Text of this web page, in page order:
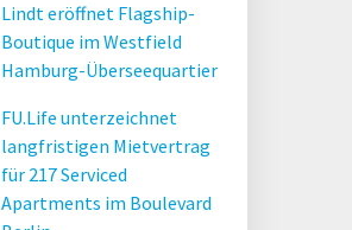
Lindt eröffnet Flagship-
Boutique im Westfield
Hamburg-Überseequartier
FU.Life unterzeichnet
langfristigen Mietvertrag
für 217 Serviced
Apartments im Boulevard